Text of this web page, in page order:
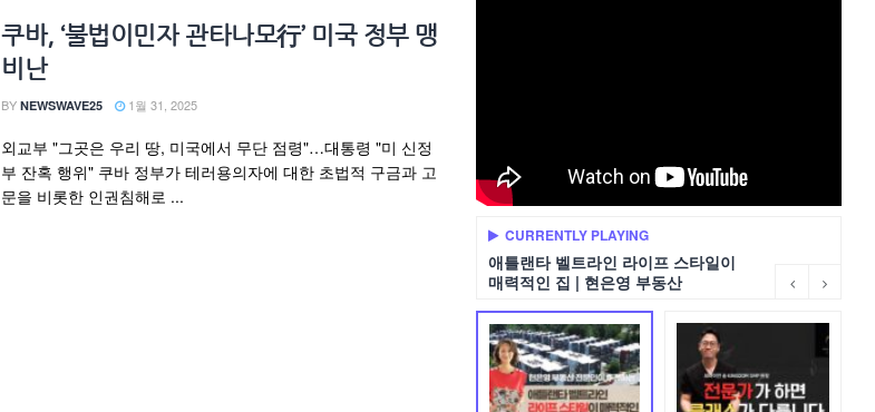
쿠바, ‘불법이민자 관타나모行’ 미국 정부 맹
비난
BY NEWSWAVE25 1월 31, 2025
외교부 "그곳은 우리 땅, 미국에서 무단 점령"…대통령 "미 신정
부 잔혹 행위" 쿠바 정부가 테러용의자에 대한 초법적 구금과 고
문을 비롯한 인권침해로 ...
CURRENTLY PLAYING
애틀랜타 벨트라인 라이프 스타일이
매력적인 집 | 현은영 부동산